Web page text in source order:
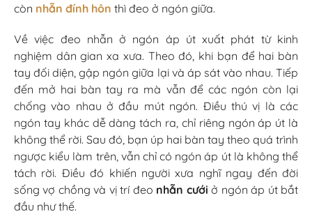
còn nhẫn đính hôn thì đeo ở ngón giữa.
Về việc đeo nhẫn ở ngón áp út xuất phát từ kinh
nghiệm dân gian xa xưa. Theo đó, khi bạn để hai bàn
tay đối diện, gập ngón giữa lại và áp sát vào nhau. Tiếp
đến mở hai bàn tay ra mà vẫn để các ngón còn lại
chống vào nhau ở đầu mút ngón. Điều thú vị là các
ngón tay khác dễ dàng tách ra, chỉ riêng ngón áp út là
không thể rời. Sau đó, bạn úp hai bàn tay theo quá trình
ngược kiểu làm trên, vẫn chỉ có ngón áp út là không thể
tách rời. Điều đó khiến người xưa nghĩ ngay đến đời
sống vợ chồng và vị trí đeo nhẫn cưới ở ngón áp út bắt
đầu như thế.